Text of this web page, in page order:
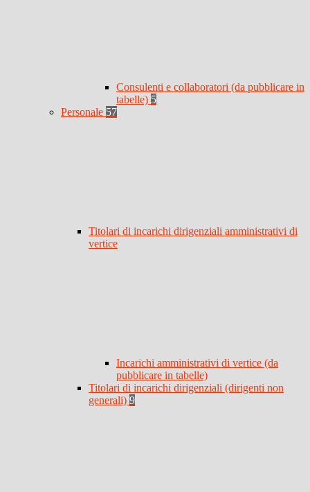
Consulenti e collaboratori (da pubblicare in
tabelle) 5
Personale 57
Titolari di incarichi dirigenziali amministrativi di
vertice
Incarichi amministrativi di vertice (da
pubblicare in tabelle)
Titolari di incarichi dirigenziali (dirigenti non
generali) 9